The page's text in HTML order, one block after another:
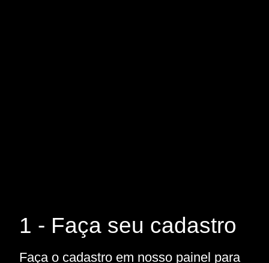
1 - Faça seu cadastro
Faça o cadastro em nosso painel para